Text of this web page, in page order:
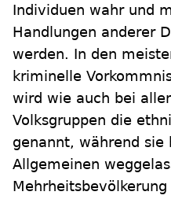
Individuen wahr und
Handlungen anderer
werden. In den
kriminelle
wird wie auch bei
Volksgruppen die
genannt, während sie
Allgemeinen